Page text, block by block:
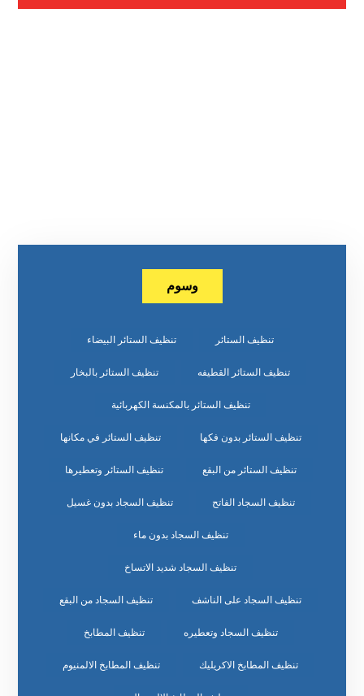
وسوم
تنظيف الستائر تنظيف الستائر البيضاء
تنظيف الستائر القطيفه تنظيف الستائر بالبخار
تنظيف الستائر بالمكنسة الكهربائية
تنظيف الستائر بدون فكها تنظيف الستائر في مكانها
تنظيف الستائر من البقع تنظيف الستائر وتعطيرها
تنظيف السجاد الفاتح تنظيف السجاد بدون غسيل
تنظيف السجاد بدون ماء
تنظيف السجاد شديد الاتساخ
تنظيف السجاد على الناشف تنظيف السجاد من البقع
تنظيف السجاد وتعطيره تنظيف المطابخ
تنظيف المطابخ الاكريليك تنظيف المطابخ الالمنيوم